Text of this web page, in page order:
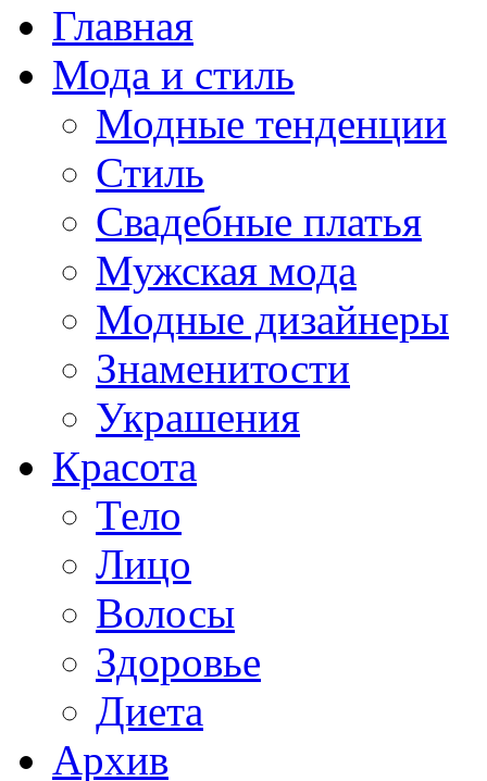
Главная
Мода и стиль
Модные тенденции
Стиль
Свадебные платья
Мужская мода
Модные дизайнеры
Знаменитости
Украшения
Красота
Тело
Лицо
Волосы
Здоровье
Диета
Архив